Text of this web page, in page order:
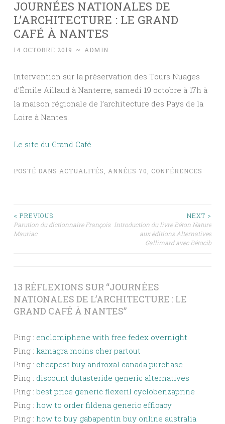
JOURNÉES NATIONALES DE
L’ARCHITECTURE : LE GRAND
CAFÉ À NANTES
14 OCTOBRE 2019 ~ ADMIN
Intervention sur la préservation des Tours Nuages
d’Émile Aillaud à Nanterre, samedi 19 octobre à 17h à
la maison régionale de l’architecture des Pays de la
Loire à Nantes.
Le site du Grand Café
POSTÉ DANS ACTUALITÉS ANNÉES 70 CONFÉRENCES
NAVIGATION
DES
< PREVIOUS
Parution du dictionnaire François
Mauriac
NEXT >
Introduction du livre Béton Nature
aux éditions Alternatives
Gallimard avec Bétocib
13 RÉFLEXIONS SUR “JOURNÉES
NATIONALES DE L’ARCHITECTURE : LE
GRAND CAFÉ À NANTES”
Ping : enclomiphene with free fedex overnight
Ping : kamagra moins cher partout
Ping : cheapest buy androxal canada purchase
Ping : discount dutasteride generic alternatives
Ping : best price generic flexeril cyclobenzaprine
Ping : how to order fildena generic efficacy
Ping : how to buy gabapentin buy online australia